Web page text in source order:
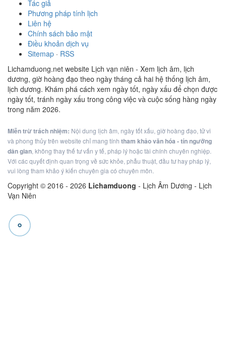
Tác giả
Phương pháp tính lịch
Liên hệ
Chính sách bảo mật
Điều khoản dịch vụ
Sitemap · RSS
Lichamduong.net website Lịch vạn niên - Xem lịch âm, lịch
dương, giờ hoàng đạo theo ngày tháng cả hai hệ thống lịch âm,
lịch dương. Khám phá cách xem ngày tốt, ngày xấu để chọn được
ngày tốt, tránh ngày xấu trong công việc và cuộc sống hàng ngày
trong năm 2026.
Miễn trừ trách nhiệm: Nội dung lịch âm, ngày tốt xấu, giờ hoàng đạo, tử vi
và phong thủy trên website chỉ mang tính tham khảo văn hóa - tín ngưỡng
dân gian, không thay thế tư vấn y tế, pháp lý hoặc tài chính chuyên nghiệp.
Với các quyết định quan trọng về sức khỏe, phẫu thuật, đầu tư hay pháp lý,
vui lòng tham khảo ý kiến chuyên gia có chuyên môn.
Copyright © 2016 - 2026 Lichamduong - Lịch Âm Dương - Lịch
Vạn Niên